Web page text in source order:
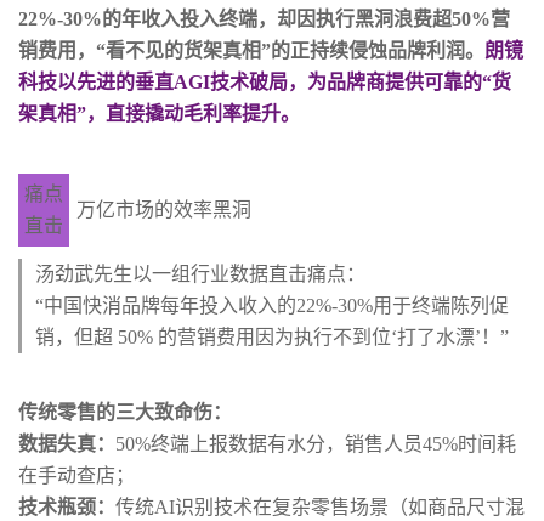
22%-30%的年收入投入终端，却因执行黑洞浪费超50%营
销费用，“看不见的货架真相”的正持续侵蚀品牌利润。
朗镜
科技以先进的垂直AGI技术破局，为品牌商提供可靠的“货
架真相”，直接撬动毛利率提升。
痛点
直击
万亿市场的效率黑洞
汤劲武先生以一组行业数据直击痛点：
“中国快消品牌每年投入收入的22%-30%用于终端陈列促
销，但超 50% 的营销费用因为执行不到位‘打了水漂’！”
传统零售的三大致命伤：
数据失真： 50%终端上报数据有水分，销售人员45%时间耗
在手动查店；
技术瓶颈： 传统AI识别技术在复杂零售场景（如商品尺寸混